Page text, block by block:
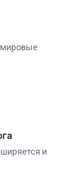
мировые
и